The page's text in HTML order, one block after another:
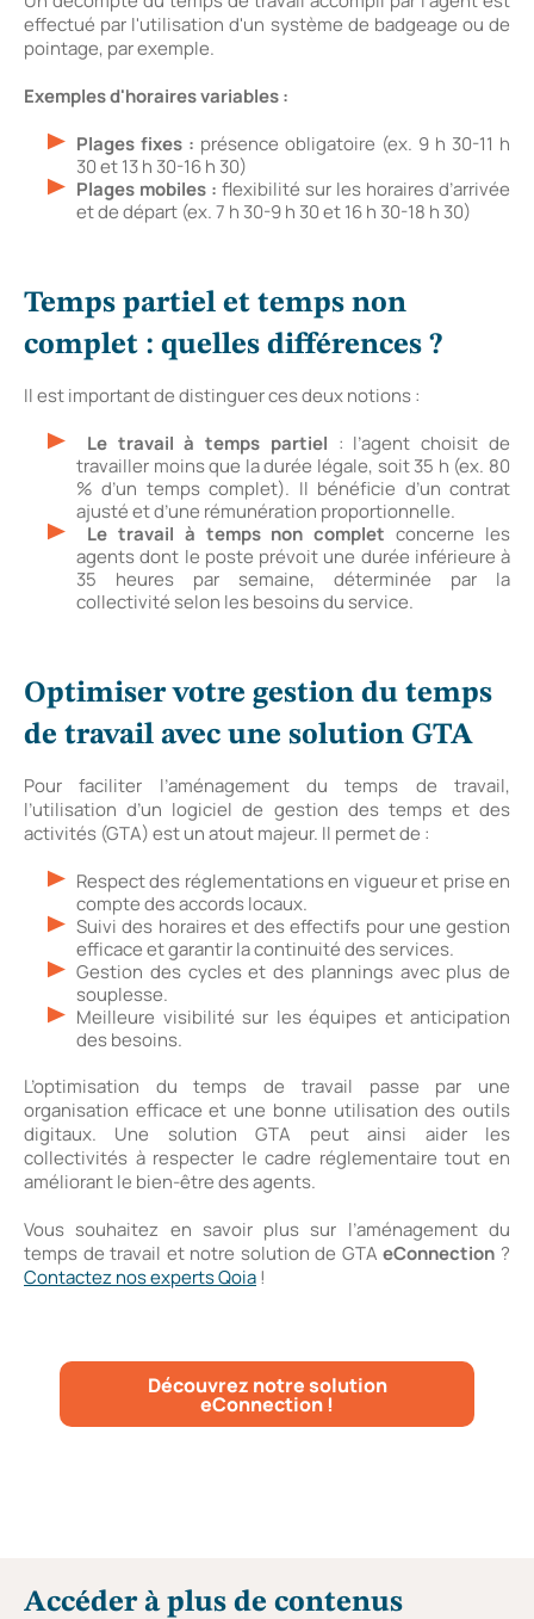
effectué par l'utilisation d'un système de badgeage ou de
pointage, par exemple.
Exemples d'horaires variables :
Plages fixes : présence obligatoire (ex. 9 h 30-11 h
30 et 13 h 30-16 h 30)
Plages mobiles : flexibilité sur les horaires d’arrivée
et de départ (ex. 7 h 30-9 h 30 et 16 h 30-18 h 30)
Temps partiel et temps non
complet : quelles différences ?
Il est important de distinguer ces deux notions :
Le travail à temps partiel : l’agent choisit de
travailler moins que la durée légale, soit 35 h (ex. 80
% d’un temps complet). Il bénéficie d’un contrat
ajusté et d’une rémunération proportionnelle.
Le travail à temps non complet concerne les
agents dont le poste prévoit une durée inférieure à
35 heures par semaine, déterminée par la
collectivité selon les besoins du service.
Optimiser votre gestion du temps
de travail avec une solution GTA
Pour faciliter l’aménagement du temps de travail,
l’utilisation d’un logiciel de gestion des temps et des
activités (GTA) est un atout majeur. Il permet de :
Respect des réglementations en vigueur et prise en
compte des accords locaux.
Suivi des horaires et des effectifs pour une gestion
efficace et garantir la continuité des services.
Gestion des cycles et des plannings avec plus de
souplesse.
Meilleure visibilité sur les équipes et anticipation
des besoins.
L’optimisation du temps de travail passe par une
organisation efficace et une bonne utilisation des outils
digitaux. Une solution GTA peut ainsi aider les
collectivités à respecter le cadre réglementaire tout en
améliorant le bien-être des agents.
Vous souhaitez en savoir plus sur l’aménagement du
temps de travail et notre solution de GTA eConnection ?
Contactez nos experts Qoia!
Découvrez notre solution
eConnection !
Accéder à plus de contenus